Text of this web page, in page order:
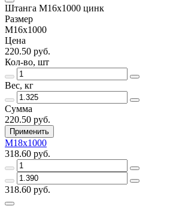
Штанга М16х1000 цинк
Размер
М16х1000
Цена
220.50 руб.
Кол-во, шт
Вес, кг
Сумма
220.50 руб.
Применить
М18х1000
318.60 руб.
318.60 руб.